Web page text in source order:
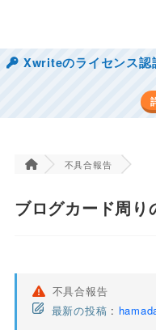
Xwriteのライセンス認
不具合報告
ブログカード周り
不具合報告
最新の投稿 :